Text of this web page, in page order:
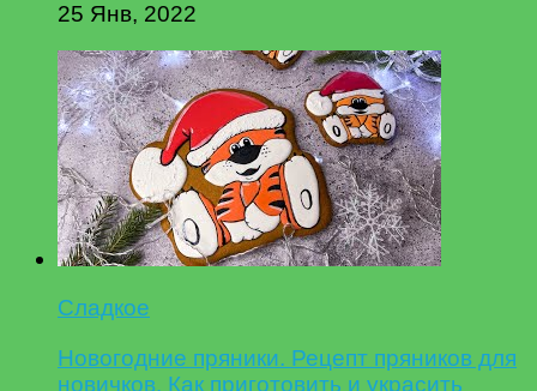
25 Янв, 2022
Сладкое
Новогодние пряники. Рецепт пряников для
новичков. Как приготовить и украсить